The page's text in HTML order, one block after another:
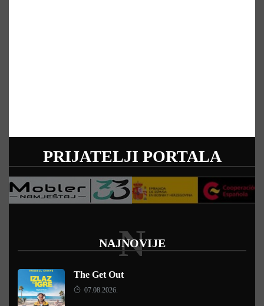
PRIJATELJI PORTALA
NAJNOVIJE
N
The Get Out
07.08.2026.